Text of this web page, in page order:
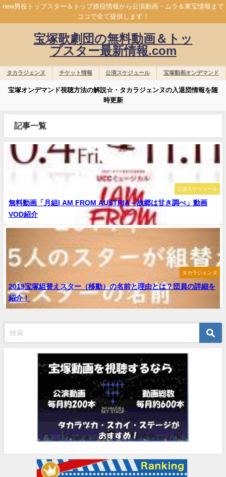
new男役トップスター＆トップ娘役情報から公演動画・ムラ＆東宝情報まで
ココで全て提供します！
宝塚歌劇団の無料動画＆トッ
プスター最新情報.com
タカラジェンヌ チケット情報 公演スケジュール 宝塚動画オンデマンド
宝塚オンデマンド視聴方法の解説☆・タカラジェンヌの入退団情報を随
時更新
記事一覧
公演スケジュール
無料動画「月組I AM FROM AUSTRIA－故郷は甘き調べ」動画
VOD紹介
タカラジェンヌ
2019宝塚組替えスター（移動）の名前と理由とは？団員の詳細を
紹介！